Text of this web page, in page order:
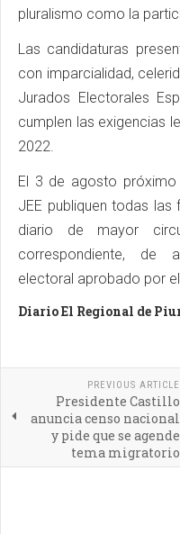
pluralismo como la
Las candidaturas
con imparcialidad,
Jurados Electorales
cumplen las exigencias
2022.
El 3 de agosto
JEE publiquen todas las
diario de mayor
correspondiente, de
electoral aprobado por
Diario El Regional de
PREVIOUS ARTICLE
Presidente Castillo
anuncia censo nacional
y pide que se agende
tema migratorio